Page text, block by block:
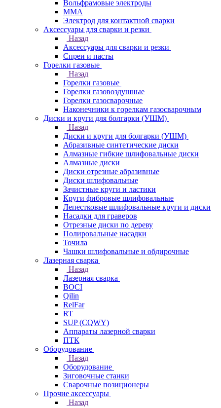
Вольфрамовые электроды
ММА
Электрод для контактной сварки
Аксессуары для сварки и резки
Назад
Аксессуары для сварки и резки
Спреи и пасты
Горелки газовые
Назад
Горелки газовые
Горелки газовоздушные
Горелки газосварочные
Наконечники к горелкам газосварочным
Диски и круги для болгарки (УШМ)
Назад
Диски и круги для болгарки (УШМ)
Абразивные синтетические диски
Алмазные гибкие шлифовальные диски
Алмазные диски
Диски отрезные абразивные
Диски шлифовальные
Зачистные круги и ластики
Круги фибровые шлифовальные
Лепестковые шлифовальные круги и диски
Насадки для граверов
Отрезные диски по дереву
Полировальные насадки
Точила
Чашки шлифовальные и обдирочные
Лазерная сварка
Назад
Лазерная сварка
BOCI
Qilin
RelFar
RT
SUP (CQWY)
Аппараты лазерной сварки
ПТК
Оборудование
Назад
Оборудование
Зиговочные станки
Сварочные позиционеры
Прочие аксессуары
Назад